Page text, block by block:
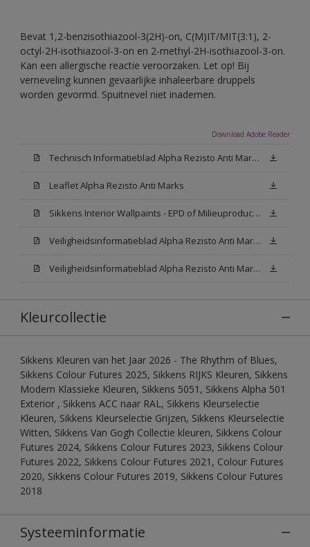
Bevat 1,2-benzisothiazool-3(2H)-on, C(M)IT/MIT(3:1), 2-
octyl-2H-isothiazool-3-on en 2-methyl-2H-isothiazool-3-on.
Kan een allergische reactie veroorzaken. Let op! Bij
verneveling kunnen gevaarlijke inhaleerbare druppels
worden gevormd. Spuitnevel niet inademen.
Download Adobe Reader
Technisch Informatieblad Alpha Rezisto Anti Marks (PDF)
Leaflet Alpha Rezisto Anti Marks
Sikkens Interior Wallpaints - EPD of Milieuproductverklaring
Veiligheidsinformatieblad Alpha Rezisto Anti Marks Mat White W05 (MSDS)
Veiligheidsinformatieblad Alpha Rezisto Anti Marks Mat N00 (MSDS)
Kleurcollectie
Sikkens Kleuren van het Jaar 2026 - The Rhythm of Blues,
Sikkens Colour Futures 2025, Sikkens RIJKS Kleuren, Sikkens
Modern Klassieke Kleuren, Sikkens 5051, Sikkens Alpha 501
Exterior , Sikkens ACC naar RAL, Sikkens Kleurselectie
Kleuren, Sikkens Kleurselectie Grijzen, Sikkens Kleurselectie
Witten, Sikkens Van Gogh Collectie kleuren, Sikkens Colour
Futures 2024, Sikkens Colour Futures 2023, Sikkens Colour
Futures 2022, Sikkens Colour Futures 2021, Colour Futures
2020, Sikkens Colour Futures 2019, Sikkens Colour Futures
2018
Systeeminformatie